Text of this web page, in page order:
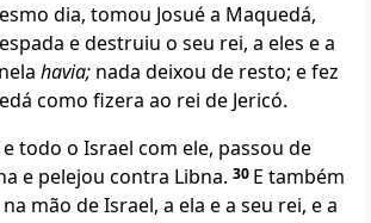
dia, tomou Josué a Maquedá,
e destruiu o seu rei, a eles e a
havia; nada deixou de resto; e fez
como fizera ao rei de Jericó.
e todo o Israel com ele, passou de
e pelejou contra Libna. 30 E também
mão de Israel, a ela e a seu rei, e a